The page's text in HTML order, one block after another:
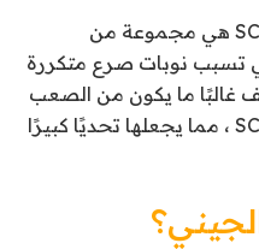
الصرعيات المرتبطة بجين SCN1B هي مجموعة من
تسبب نوبات صرع متكررة
غالبًا ما يكون من الصعب
المرتبط بجين SCN1B ، مما يجعلها تحديًا كبيرًا